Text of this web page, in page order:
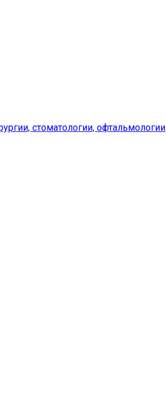
стоматологии, офтальмологии